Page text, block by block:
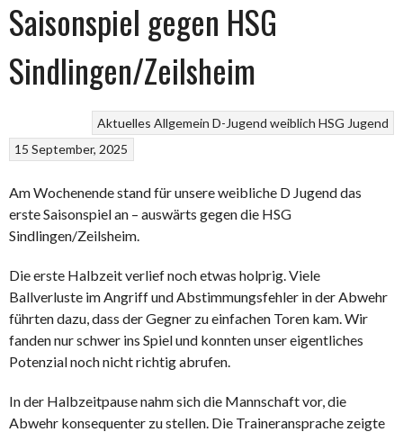
Saisonspiel gegen HSG
Sindlingen/Zeilsheim
Aktuelles Allgemein D-Jugend weiblich HSG Jugend
15 September, 2025
Am Wochenende stand für unsere weibliche D Jugend das
erste Saisonspiel an – auswärts gegen die HSG
Sindlingen/Zeilsheim.
Die erste Halbzeit verlief noch etwas holprig. Viele
Ballverluste im Angriff und Abstimmungsfehler in der Abwehr
führten dazu, dass der Gegner zu einfachen Toren kam. Wir
fanden nur schwer ins Spiel und konnten unser eigentliches
Potenzial noch nicht richtig abrufen.
In der Halbzeitpause nahm sich die Mannschaft vor, die
Abwehr konsequenter zu stellen. Die Traineransprache zeigte